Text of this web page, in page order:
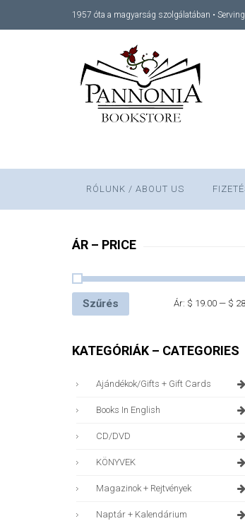
1957 óta a magyarság szolgálatában •
RÓLUNK / ABOUT US
ÁR – PRICE
Szűrés Ár: $ 19.00— $
KATEGÓRIÁK – CATEGORIES
Ajándékok/gifts + Gift Cards
Books In English
CD/DVD
KÖNYVEK
Magazinok + Rejtvények
Naptár + Kalendárium